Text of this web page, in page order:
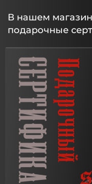
В нашем
подарочные